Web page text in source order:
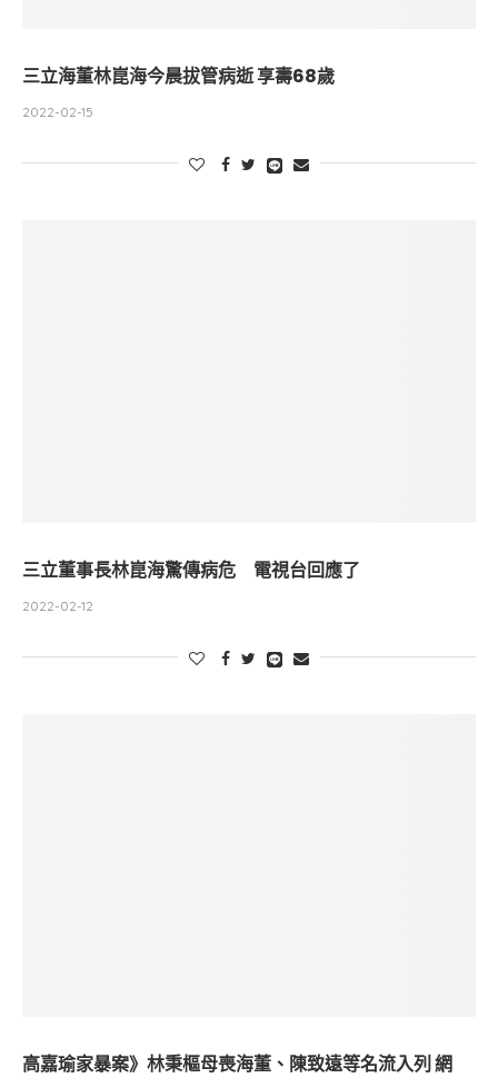
三立海董林崑海今晨拔管病逝 享壽68歲
2022-02-15
三立董事長林崑海驚傳病危 電視台回應了
2022-02-12
高嘉瑜家暴案》林秉樞母喪海董、陳致遠等名流入列 網